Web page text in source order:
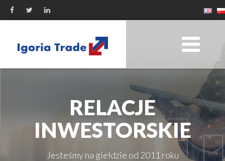
RELACJE
INWESTORSKIE
Jesteśmy na giełdzie od 2011 roku